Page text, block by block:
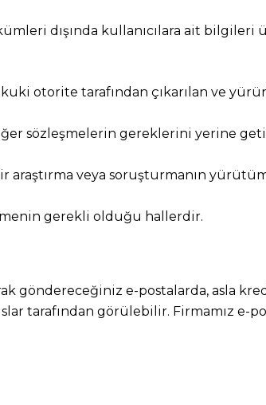
dışında kullanıcılara ait
otorite tarafından çıkarılan ve
sözleşmelerin gereklerini yerine
veya soruşturmanın
gerekli olduğu hallerdir.
göndereceğiniz e-postalarda, asla
tarafından görülebilir. Firmamız e-